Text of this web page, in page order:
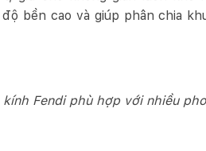
bền cao và giúp phân chia
kính Fendi phù hợp với nhiều